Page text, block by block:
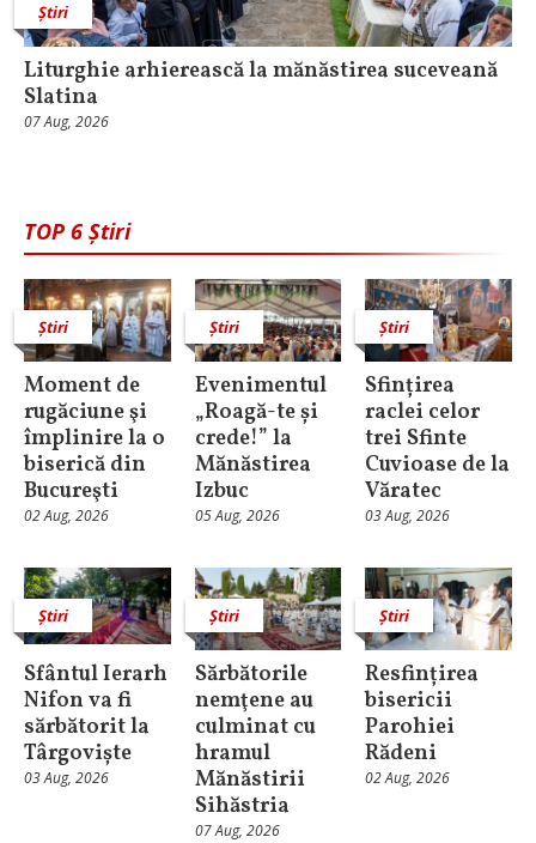
Știri
Liturghie arhierească la mănăstirea suceveană
Slatina
07 Aug, 2026
TOP 6 Știri
Știri
Moment de
rugăciune şi
împlinire la o
biserică din
Bucureşti
02 Aug, 2026
Știri
Evenimentul
„Roagă-te și
crede!” la
Mănăstirea
Izbuc
05 Aug, 2026
Știri
Sfințirea
raclei celor
trei Sfinte
Cuvioase de la
Văratec
03 Aug, 2026
Știri
Sfântul Ierarh
Nifon va fi
sărbătorit la
Târgoviște
03 Aug, 2026
Știri
Sărbătorile
nemţene au
culminat cu
hramul
Mănăstirii
Sihăstria
07 Aug, 2026
Știri
Resfințirea
bisericii
Parohiei
Rădeni
02 Aug, 2026